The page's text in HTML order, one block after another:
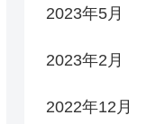
2023年5月
2023年2月
2022年12月